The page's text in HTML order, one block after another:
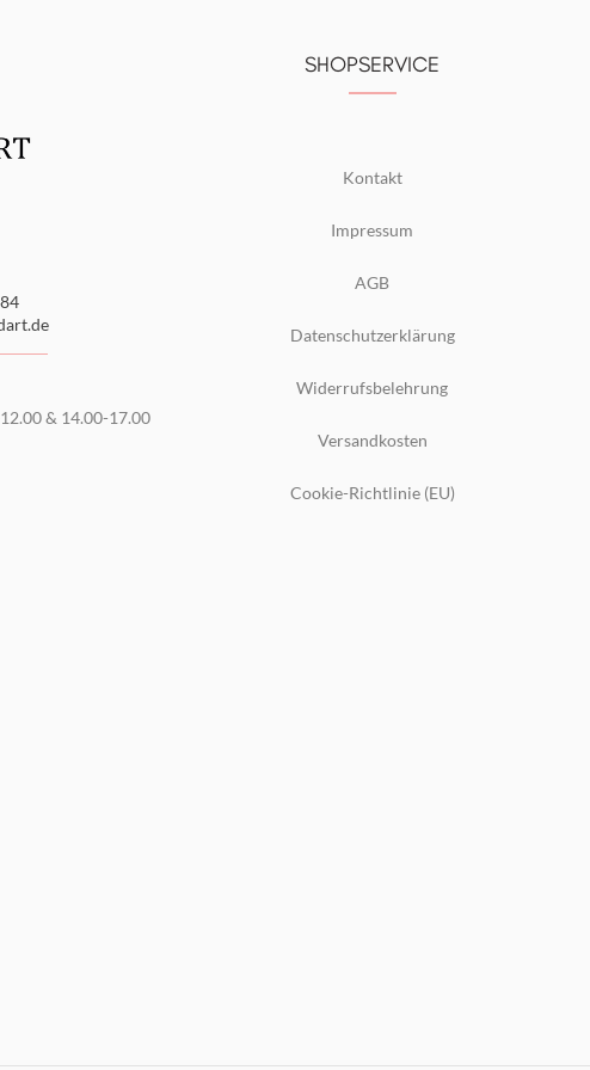
& 14.00-17.00
SHOPSERVICE
Kontakt
Impressum
AGB
Datenschutzerklärung
Widerrufsbelehrung
Versandkosten
Cookie-Richtlinie (EU)